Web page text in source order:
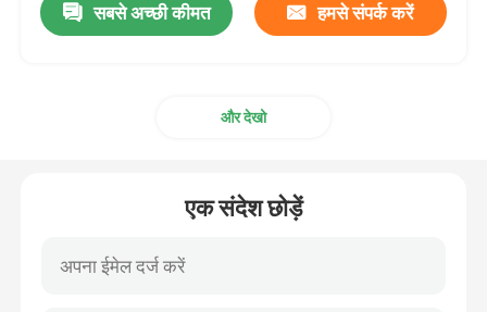
टच स्क्रीन टैबलेट
सबसे अच्छी कीमत हमसे संपर्क करें
और देखो
एक संदेश छोड़ें